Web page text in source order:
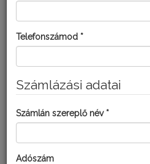
Telefonszámod *
Számlázási adatai
Számlán szereplő név *
Adószám